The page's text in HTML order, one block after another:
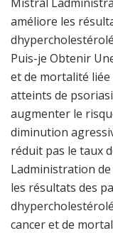
améliore les
Puis-je Obtenir
et de mortalité liée
atteints de
augmenter le
diminution
réduit pas le taux
Ladministration
les résultats des
cancer et de